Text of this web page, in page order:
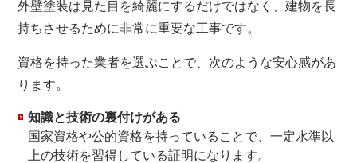
外壁塗装は見た目を綺麗にするだけではなく、建物を長
持ちさせるために非常に重要な工事です。
資格を持った業者を選ぶことで、次のような安心感があ
ります。
知識と技術の裏付けがある
国家資格や公的資格を持っていることで、一定水準以
上の技術を習得している証明になります。